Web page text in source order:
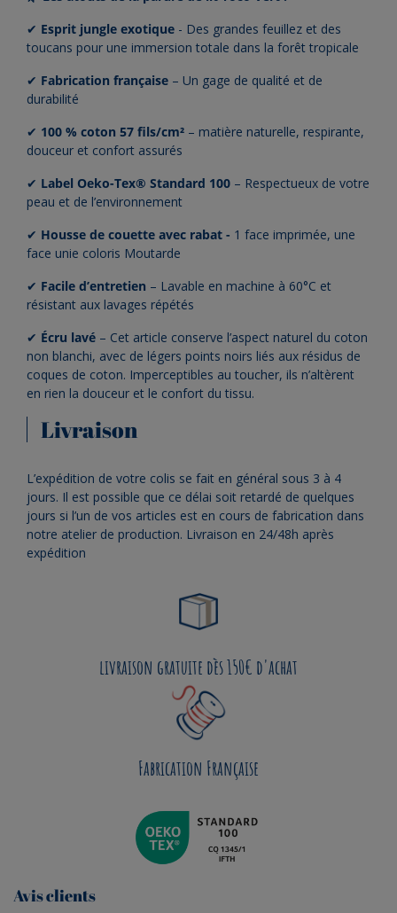
✔ Esprit jungle exotique - Des grandes feuillez et des
toucans pour une immersion totale dans la forêt tropicale
✔ Fabrication française – Un gage de qualité et de
durabilité
✔ 100 % coton 57 fils/cm² – matière naturelle, respirante,
douceur et confort assurés
✔ Label Oeko-Tex® Standard 100 – Respectueux de votre
peau et de l’environnement
✔ Housse de couette avec rabat - 1 face imprimée, une
face unie coloris Moutarde
✔ Facile d’entretien – Lavable en machine à 60°C et
résistant aux lavages répétés
✔ Écru lavé – Cet article conserve l’aspect naturel du coton
non blanchi, avec de légers points noirs liés aux résidus de
coques de coton. Imperceptibles au toucher, ils n’altèrent
en rien la douceur et le confort du tissu.
Livraison
L’expédition de votre colis se fait en général sous 3 à 4
jours. Il est possible que ce délai soit retardé de quelques
jours si l’un de vos articles est en cours de fabrication dans
notre atelier de production. Livraison en 24/48h après
expédition
livraison gratuite dès 150€ d'achat
Fabrication Française
Avis clients